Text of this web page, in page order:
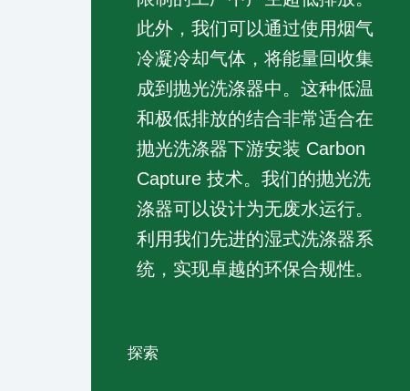
此外，我们可以通过使用烟气
冷凝冷却气体，将能量回收集
成到抛光洗涤器中。这种低温
和极低排放的结合非常适合在
抛光洗涤器下游安装 Carbon
Capture 技术。我们的抛光洗
涤器可以设计为无废水运行。
利用我们先进的湿式洗涤器系
统，实现卓越的环保合规性。
探索